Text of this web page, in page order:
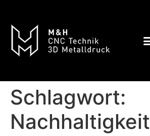
Schlagwort:
Nachhaltigkeit